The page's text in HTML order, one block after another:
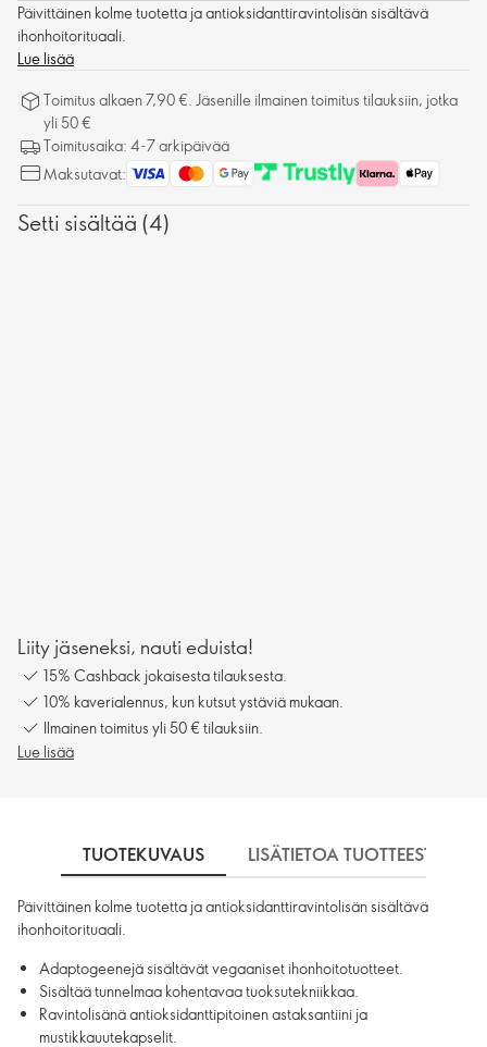
Päivittäinen kolme tuotetta ja antioksidanttiravintolisän sisältävä
ihonhoitorituaali.
Lue lisää
Toimitus alkaen 7,90 €. Jäsenille ilmainen toimitus tilauksiin, jotka
yli 50 €
Toimitusaika: 4-7 arkipäivää
Maksutavat:
Setti sisältää (4)
Liity jäseneksi, nauti eduista!
15% Cashback jokaisesta tilauksesta.
10% kaverialennus, kun kutsut ystäviä mukaan.
Ilmainen toimitus yli 50 € tilauksiin.
Lue lisää
TUOTEKUVAUS LISÄTIETOA TUOTTEESTA
Päivittäinen kolme tuotetta ja antioksidanttiravintolisän sisältävä
ihonhoitorituaali.
Adaptogeenejä sisältävät vegaaniset ihonhoitotuotteet.
Sisältää tunnelmaa kohentavaa tuoksutekniikkaa.
Ravintolisänä antioksidanttipitoinen astaksantiini ja
mustikkauutekapselit.